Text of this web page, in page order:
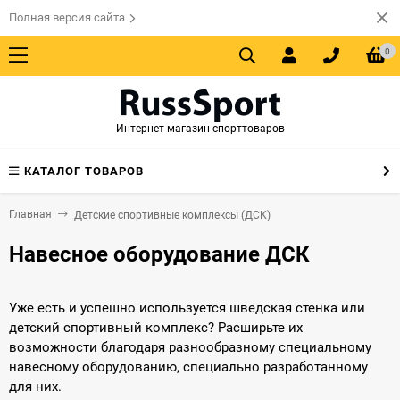
Полная версия сайта
0
Интернет-магазин спорттоваров
КАТАЛОГ ТОВАРОВ
Главная Детские спортивные комплексы (ДСК)
Навесное оборудование ДСК
Уже есть и успешно используется шведская стенка или
детский спортивный комплекс? Расширьте их
возможности благодаря разнообразному специальному
навесному оборудованию, специально разработанному
для них.